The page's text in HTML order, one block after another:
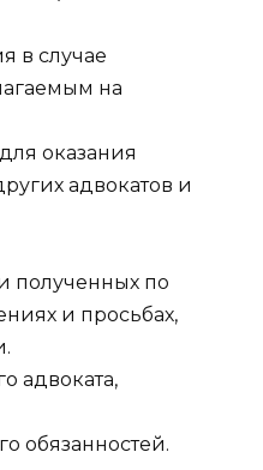
в случае
на
оказания
адвокатов и
полученных по
и просьбах,
адвоката,
обязанностей.